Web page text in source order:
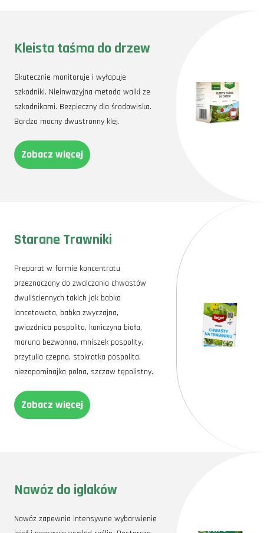
Kleista taśma do drzew
Skutecznie monitoruje i wyłapuje
szkodniki. Nieinwazyjna metoda walki ze
szkodnikami. Bezpieczny dla środowiska.
Bardzo mocny dwustronny klej.
Zobacz więcej
Starane Trawniki
Preparat w formie koncentratu
przeznaczony do zwalczania chwastów
dwuliściennych takich jak babka
lancetowata, babka zwyczajna,
gwiazdnica pospolita, koniczyna biała,
maruna bezwonna, mniszek pospolity,
przytulia czepna, stokrotka pospolita,
niezapominajka polna, szczaw tępolistny.
Zobacz więcej
Nawóz do iglaków
Nawóz zapewnia intensywne wybarwienie